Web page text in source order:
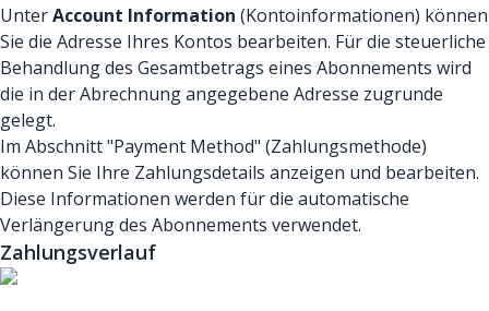
UnterAccount Information (Kontoinformationen) können
Sie die Adresse Ihres Kontos bearbeiten. Für die steuerliche
Behandlung des Gesamtbetrags eines Abonnements wird
die in der Abrechnung angegebene Adresse zugrunde
gelegt.
Im Abschnitt "Payment Method" (Zahlungsmethode)
können Sie Ihre Zahlungsdetails anzeigen und bearbeiten.
Diese Informationen werden für die automatische
Verlängerung des Abonnements verwendet.
Zahlungsverlauf